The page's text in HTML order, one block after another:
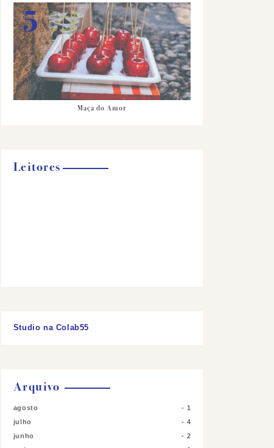
Maça do Amor
Leitores
Studio na Colab55
Arquivo
agosto
1
julho
4
junho
2